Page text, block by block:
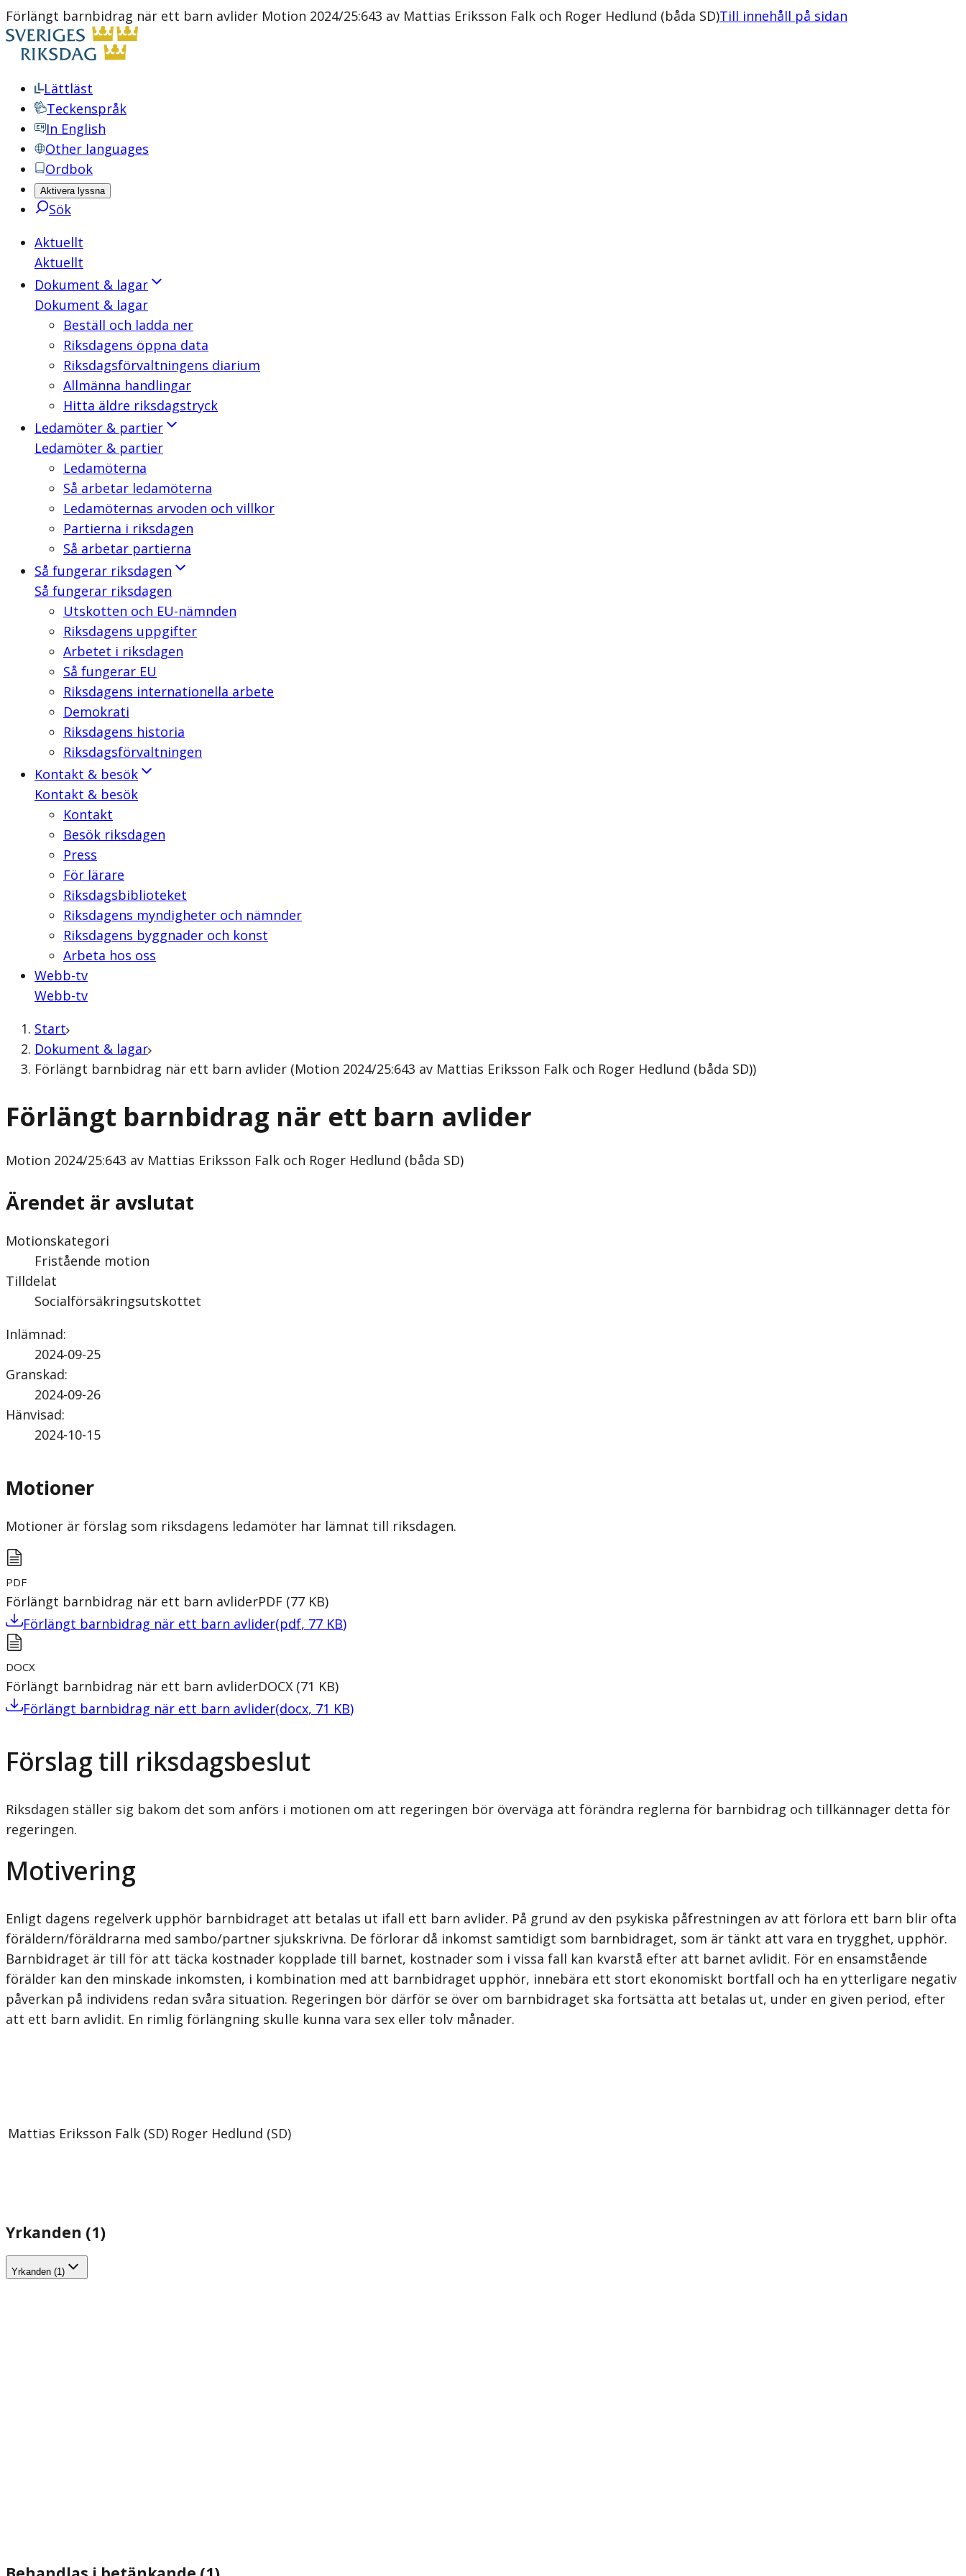
Förlängt barnbidrag när ett barn avlider Motion 2024/25:643 av Mattias Eriksson Falk och Roger Hedlund (båda SD)Till innehåll på sidan
Lättläst
Teckenspråk
In English
Other languages
Ordbok
Aktivera lyssna
Sök
Aktuellt
Aktuellt
Dokument & lagar
Dokument & lagar
Beställ och ladda ner
Riksdagens öppna data
Riksdagsförvaltningens diarium
Allmänna handlingar
Hitta äldre riksdagstryck
Ledamöter & partier
Ledamöter & partier
Ledamöterna
Så arbetar ledamöterna
Ledamöternas arvoden och villkor
Partierna i riksdagen
Så arbetar partierna
Så fungerar riksdagen
Så fungerar riksdagen
Utskotten och EU-nämnden
Riksdagens uppgifter
Arbetet i riksdagen
Så fungerar EU
Riksdagens internationella arbete
Demokrati
Riksdagens historia
Riksdagsförvaltningen
Kontakt & besök
Kontakt & besök
Kontakt
Besök riksdagen
Press
För lärare
Riksdagsbiblioteket
Riksdagens myndigheter och nämnder
Riksdagens byggnader och konst
Arbeta hos oss
Webb-tv
Webb-tv
Start
Dokument & lagar
Förlängt barnbidrag när ett barn avlider (Motion 2024/25:643 av Mattias Eriksson Falk och Roger Hedlund (båda SD))
Förlängt barnbidrag när ett barn avlider
Motion 2024/25:643 av Mattias Eriksson Falk och Roger Hedlund (båda SD)
Ärendet är avslutat
Motionskategori
Fristående motion
Tilldelat
Socialförsäkringsutskottet
Inlämnad:
2024-09-25
Granskad:
2024-09-26
Hänvisad:
2024-10-15
Motioner
Motioner är förslag som riksdagens ledamöter har lämnat till riksdagen.
PDF
Förlängt barnbidrag när ett barn avliderPDF (77 KB)
Förlängt barnbidrag när ett barn avlider(pdf, 77 KB)
DOCX
Förlängt barnbidrag när ett barn avliderDOCX (71 KB)
Förlängt barnbidrag när ett barn avlider(docx, 71 KB)
Förslag till riksdagsbeslut
Riksdagen ställer sig bakom det som anförs i motionen om att regeringen bör överväga att förändra reglerna för barnbidrag och tillkännager detta för
regeringen.
Motivering
Enligt dagens regelverk upphör barnbidraget att betalas ut ifall ett barn avlider. På grund av den psykiska påfrestningen av att förlora ett barn blir ofta
föräldern/föräldrarna med sambo/partner sjukskrivna. De förlorar då inkomst samtidigt som barnbidraget, som är tänkt att vara en trygghet, upphör.
Barnbidraget är till för att täcka kostnader kopplade till barnet, kostnader som i vissa fall kan kvarstå efter att barnet avlidit. För en ensam­stående
förälder kan den minskade inkomsten, i kombination med att barnbidraget upphör, innebära ett stort ekonomiskt bortfall och ha en ytterligare negativ
påverkan på individens redan svåra situation. Regeringen bör därför se över om barnbidraget ska fortsätta att betalas ut, under en given period, efter
att ett barn avlidit. En rimlig förlängning skulle kunna vara sex eller tolv månader.
Mattias Eriksson Falk (SD) Roger Hedlund (SD)
Yrkanden (1)
Yrkanden (1)